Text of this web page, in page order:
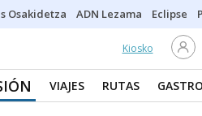
Osakidetza ADN Lezama Eclipse
Kiosko
VIAJES RUTAS